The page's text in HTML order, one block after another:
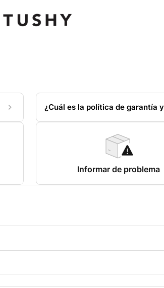
¿Cuál es la política de garantía y
devoluciones?
Informar de problema